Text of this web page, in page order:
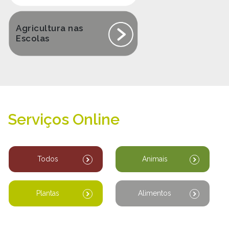
Agricultura nas
Escolas
Serviços Online
Todos Animais
Plantas Alimentos